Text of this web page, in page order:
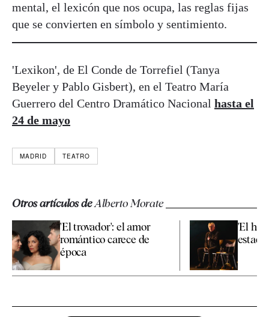
mental, el lexicón que nos ocupa, las reglas fijas
que se convierten en símbolo y sentimiento.
'Lexikon', de El Conde de Torrefiel (Tanya
Beyeler y Pablo Gisbert), en el Teatro María
Guerrero del Centro Dramático Nacional hasta el
24 de mayo
MADRID TEATRO
Otros artículos deAlberto Morate
'El trovador': el amor
romántico carece de
época
'El